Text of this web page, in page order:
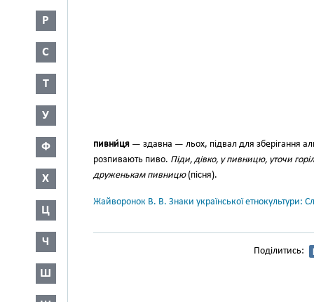
Р
С
Т
У
Ф
Х
Ц
Ч
Ш
пивни́ця — здавна — льох, підвал для зберігання
розпивають пиво. Піди, дівко, у пивницю, уточи
друженькам пивницю(пісня).
Жайворонок В. В. Знаки української етнокультури:
Поділитись: